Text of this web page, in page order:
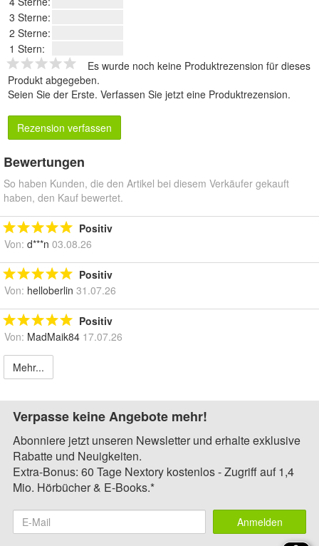
3 Sterne:
2 Sterne:
1 Stern:
Es wurde noch keine Produktrezension für dieses
Produkt abgegeben.
Seien Sie der Erste. Verfassen Sie jetzt eine Produktrezension.
Rezension verfassen
Bewertungen
So haben Kunden, die den Artikel bei diesem Verkäufer gekauft
haben, den Kauf bewertet.
Positiv
Von: d***n 03.08.26
Positiv
Von: helloberlin 31.07.26
Positiv
Von: MadMaik84 17.07.26
Mehr...
Verpasse keine Angebote mehr!
Abonniere jetzt unseren Newsletter und erhalte exklusive
Rabatte und Neuigkeiten.
Extra-Bonus: 60 Tage Nextory kostenlos - Zugriff auf 1,4
Mio. Hörbücher & E-Books.*
Anmelden